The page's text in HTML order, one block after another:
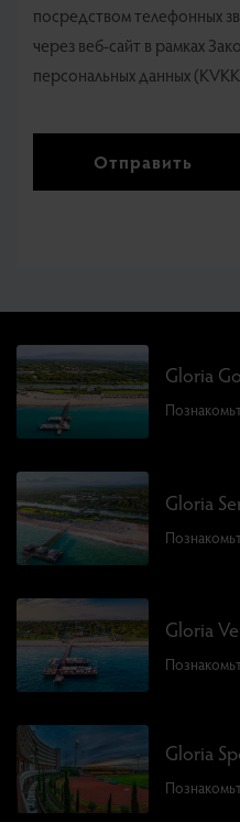
посредством телефонных
через веб-сайт в рамках
персональных данных
Отправить
Gloria
Gloria
Gloria
Gloria